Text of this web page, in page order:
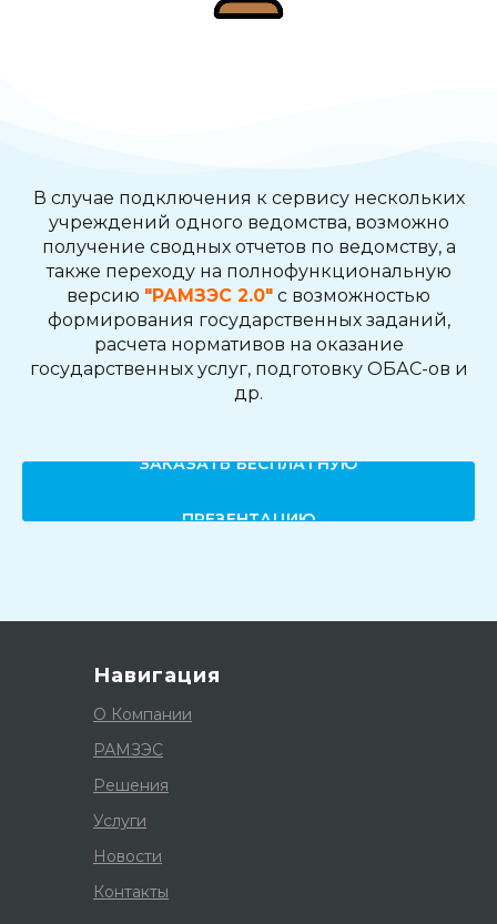
В случае подключения к сервису нескольких
учреждений одного ведомства, возможно
получение сводных отчетов по ведомству, а
также переходу на полнофункциональную
версию "РАМЗЭС 2.0" с возможностью
формирования государственных заданий,
расчета нормативов на оказание
государственных услуг, подготовку ОБАС-ов и
др.
ЗАКАЗАТЬ БЕСПЛАТНУЮ
ПРЕЗЕНТАЦИЮ
О Компании
РАМЗЭС
Решения
Услуги
Новости
Контакты
Навигация